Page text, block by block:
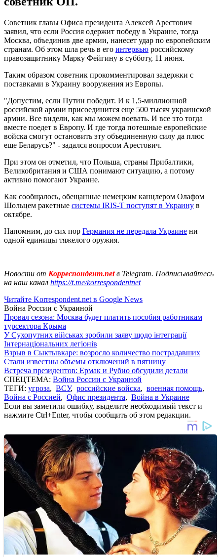
Советник главы Офиса президента Алексей Арестович
заявил, что если Россия одержит победу в Украине, тогда
Москва, объединив две армии, нанесет удар по европейским
странам. Об этом шла речь в его интервью российскому
правозащитнику Марку Фейгину в субботу, 11 июня.
Таким образом советник прокомментировал задержки с
поставками в Украину вооружения из Европы.
"Допустим, если Путин победит. И к 1,5-миллионной
российской армии присоединится еще 500 тысяч украинской
армии. Все видели, как мы можем воевать. И все это тогда
вместе поедет в Европу. И где тогда потешные европейские
войска смогут остановить эту объединенную силу да плюс
еще Беларусь?" - задался вопросом Арестович.
При этом он отметил, что Польша, страны Прибалтики,
Великобритания и США понимают ситуацию, а потому
активно помогают Украине.
Как сообщалось, обещанные немецким канцлером Олафом
Шольцем ракетные системы IRIS-T поступят в Украину в
октябре.
Напомним, до сих пор Германия не передала Украине ни
одной единицы тяжелого оружия.
Новости от Корреспондент.netв Telegram. Подписывайтесь
на наш канал https://t.me/korrespondentnet
Читайте Korrespondent.net в Google News
Война России с Украиной
Провал сезона: Москва будет платить пособия работникам
турсектора Крыма
У Сухопутних військах зробили заяву щодо інтеграції
Інтернаціональних легіонів
Взрыв в Сыктывкаре: возросло количество пострадавших
Стали известны объемы отключений в пятницу
Встреча президентов: Ермак и Рубио обсудили детали
СПЕЦТЕМА: Война России с Украиной
ТЕГИ: угроза, ВСУ, российские войска, военная помощь,
Война с Россией, Офис президента, Война в Украине
Если вы заметили ошибку, выделите необходимый текст и
нажмите Ctrl+Enter, чтобы сообщить об этом редакции.